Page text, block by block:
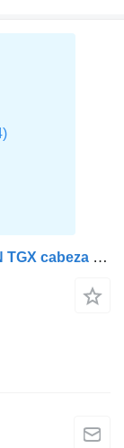
81521026218 secador de aire para MAN TGX cabeza tractora